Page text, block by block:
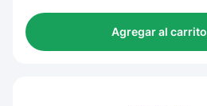
Agregar al carrito